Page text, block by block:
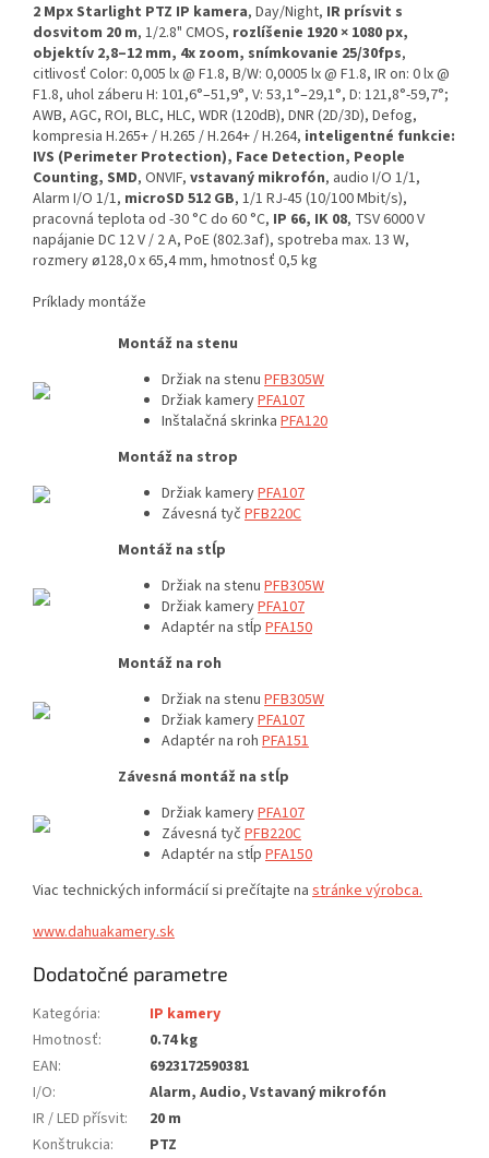
2 Mpx Starlight PTZ IP kamera, Day/Night, IR prísvit s
dosvitom 20 m, 1/2.8" CMOS, rozlíšenie 1920 × 1080 px,
objektív 2,8–12 mm, 4x zoom, snímkovanie 25/30fps,
citlivosť Color: 0,005 lx @ F1.8, B/W: 0,0005 lx @ F1.8, IR on: 0 lx @
F1.8, uhol záberu H: 101,6°–51,9°, V: 53,1°–29,1°, D: 121,8°-59,7°;
AWB, AGC, ROI, BLC, HLC, WDR (120dB), DNR (2D/3D), Defog,
kompresia H.265+ / H.265 / H.264+ / H.264, inteligentné funkcie:
IVS (Perimeter Protection), Face Detection, People
Counting, SMD, ONVIF, vstavaný mikrofón, audio I/O 1/1,
Alarm I/O 1/1, microSD 512 GB, 1/1 RJ-45 (10/100 Mbit/s),
pracovná teplota od -30 °C do 60 °C, IP 66, IK 08, TSV 6000 V
napájanie DC 12 V / 2 A, PoE (802.3af), spotreba max. 13 W,
rozmery ø128,0 x 65,4 mm, hmotnosť 0,5 kg
Príklady montáže
Montáž na stenu
Držiak na stenu PFB305W
Držiak kameryPFA107
Inštalačná skrinka PFA120
Montáž na strop
Držiak kameryPFA107
Závesná tyč PFB220C
Montáž na stĺp
Držiak na stenu PFB305W
Držiak kameryPFA107
Adaptér na stĺp PFA150
Montáž na roh
Držiak na stenu PFB305W
Držiak kameryPFA107
Adaptér na roh PFA151
Závesná montáž na stĺp
Držiak kameryPFA107
Závesná tyč PFB220C
Adaptér na stĺp PFA150
Viac technických informácií si prečítajte na stránke výrobca.
www.dahuakamery.sk
Dodatočné parametre
Kategória:
IP kamery
Hmotnosť:
0.74 kg
EAN:
6923172590381
I/O:
Alarm, Audio, Vstavaný mikrofón
IR / LED přísvit:
20 m
Konštrukcia:
PTZ